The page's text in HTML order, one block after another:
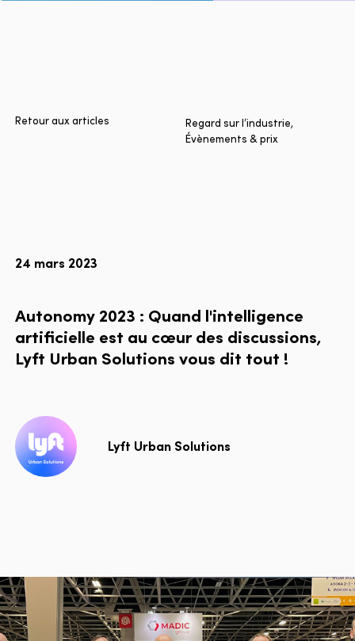
Technologies
Retour aux articles
Regard sur l’industrie,
Évènements & prix
24 mars 2023
Autonomy 2023 : Quand l'intelligence
artificielle est au cœurdes discussions,
Lyft Urban Solutions vous dit tout !
Lyft Urban Solutions